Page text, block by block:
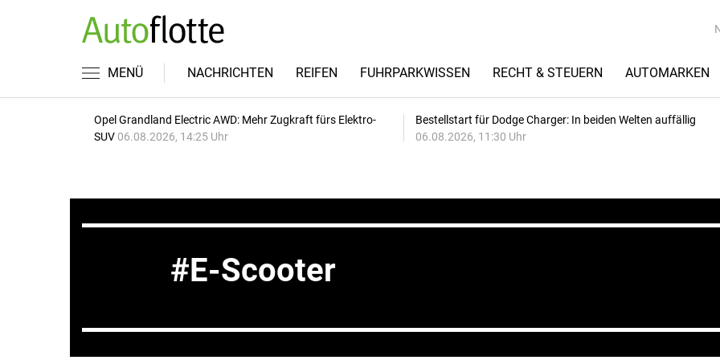
MENÜ NACHRICHTEN REIFEN FUHRPARKWISSEN RECHT & STEUERN AUTOMARKEN
Opel Grandland Electric AWD: Mehr Zugkraft fürs Elektro-
SUV 06.08.2026, 14:25 Uhr
Bestellstart für Dodge Charger: In beiden Welten auffällig
06.08.2026, 11:30 Uhr
E-Scooter